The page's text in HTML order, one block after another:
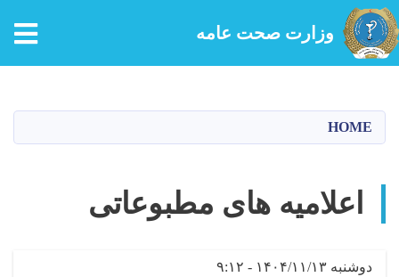
content
وزارت صحت عامه
HOME
اعلامیه های مطبوعاتی
دوشنبه ۱۴۰۴/۱۱/۱۳ - ۹:۱۲